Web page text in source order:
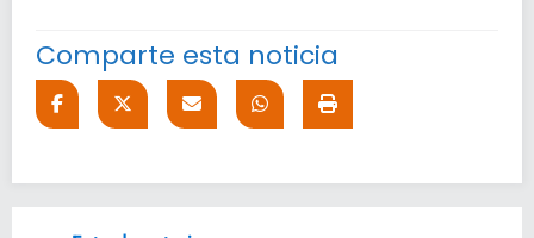
Comparte esta noticia